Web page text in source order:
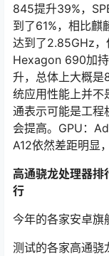
845提升39%，
到了61%，相比
达到了2.85GHz，
Hexagon 690加
升，总体上大概
统应用性能上并
通表示可能是工程
会提高。GPU：
A12依然差距明显
高通骁龙处理器排
行
今年的各家安卓旗
测试的各家高通